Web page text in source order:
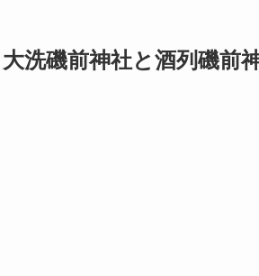
大洗磯前神社と酒列磯前